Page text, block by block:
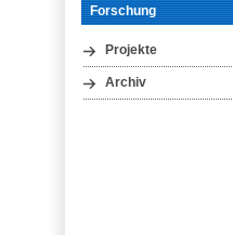
Forschung
Projekte
Archiv